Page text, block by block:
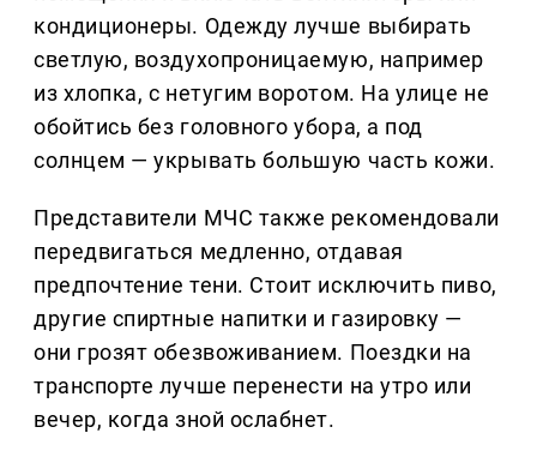
кондиционеры. Одежду лучше выбирать
светлую, воздухопроницаемую, например
из хлопка, с нетугим воротом. На улице не
обойтись без головного убора, а под
солнцем — укрывать большую часть кожи.
Представители МЧС также рекомендовали
передвигаться медленно, отдавая
предпочтение тени. Стоит исключить пиво,
другие спиртные напитки и газировку —
они грозят обезвоживанием. Поездки на
транспорте лучше перенести на утро или
вечер, когда зной ослабнет.